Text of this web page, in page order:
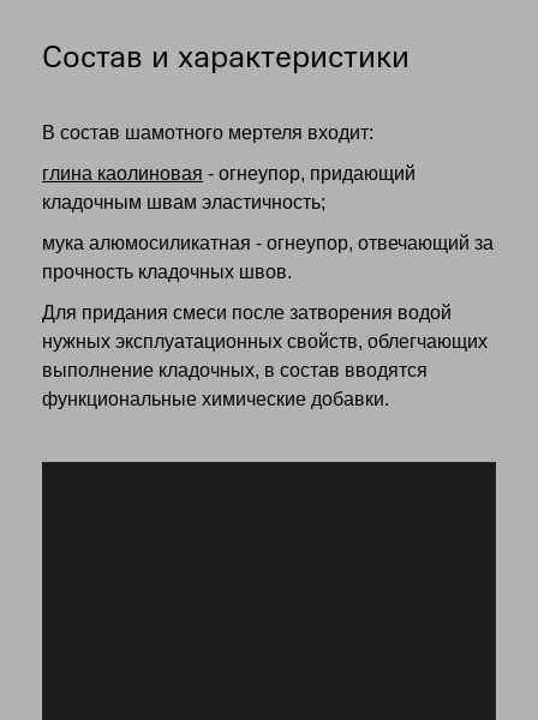
Состав и характеристики
В состав шамотного мертеля входит:
глина каолиновая - огнеупор, придающий
кладочным швам эластичность;
мука алюмосиликатная - огнеупор, отвечающий за
прочность кладочных швов.
Для придания смеси после затворения водой
нужных эксплуатационных свойств, облегчающих
выполнение кладочных, в состав вводятся
функциональные химические добавки.